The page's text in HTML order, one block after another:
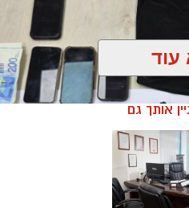
המהווה כר פורה לפעילות עבריינית
יזומה וממוקדת, לאתר מוקדים
בהם, במטרה לשמור על ביטחון
עוד
אותך גם